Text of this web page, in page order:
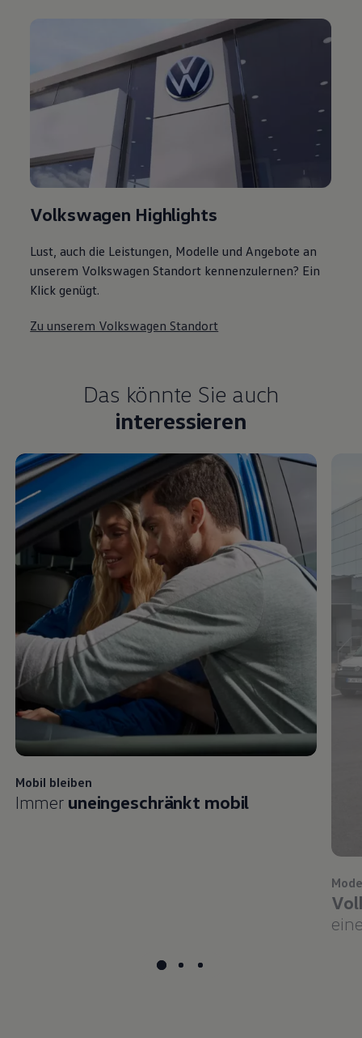
Volkswagen Highlights
Lust, auch die Leistungen, Modelle und Angebote an
unserem Volkswagen Standort kennenzulernen? Ein
Klick genügt.
Zu unserem Volkswagen Standort
Das könnte Sie auch
interessieren
Mobil bleiben
Immer uneingeschränkt mobil